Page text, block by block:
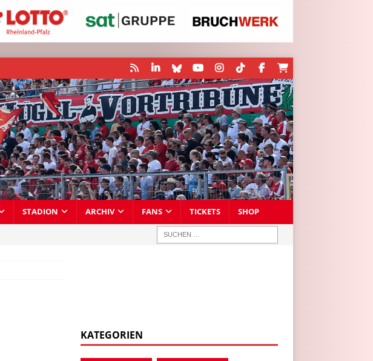
STADION ARCHIV FANS TICKETS SHOP
KATEGORIEN